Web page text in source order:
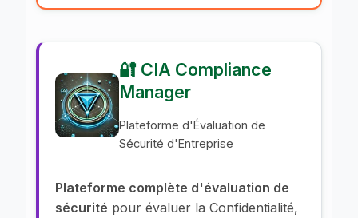
🔐 CIA Compliance
Manager
Plateforme d'Évaluation de
Sécurité d'Entreprise
Plateforme complète d'évaluation de
sécurité pour évaluer la Confidentialité,